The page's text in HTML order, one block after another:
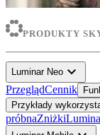
PRODUKTY
Luminar Neo expand_more
PrzeglądCennik
Przykłady
próbnaZniżki